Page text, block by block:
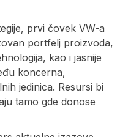
prvi čovek VW-a
portfelj proizvoda,
kao i jasnije
koncerna,
jedinica. Resursi bi
tamo gde donose